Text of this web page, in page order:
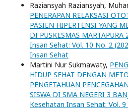
Raziansyah Raziansyah,
PENERAPAN RELAKSASI
PASIEN HIPERTENSI YANG
DI PUSKESMAS MARTAPURA
Insan Sehat: Vol. 10 No. 2
Insan Sehat
Martini Nur Sukmawaty,
HIDUP SEHAT DENGAN
PENGETAHUAN
SISWA DI SMA NEGERI 3
Kesehatan Insan Sehat: Vol.